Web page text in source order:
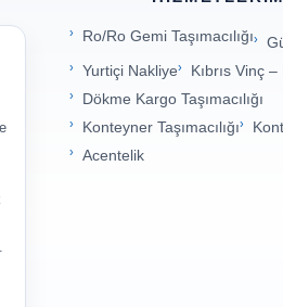
Ro/Ro Gemi Taşımacılığı
Yurtiçi Nakliye
Kıbrıs Vinç
Dökme Kargo Taşımacılığı
Konteyner Taşımacılığı
Acentelik